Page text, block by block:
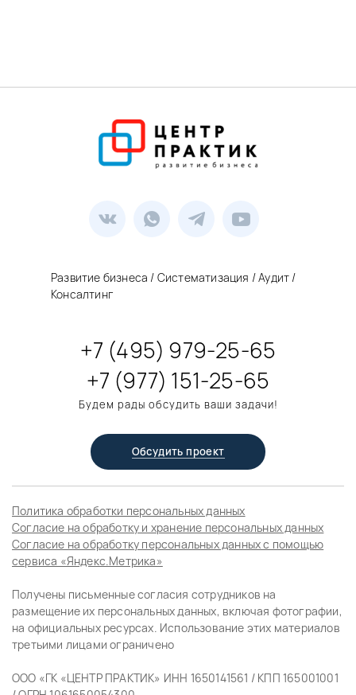
Развитие бизнеса / Систематизация / Аудит /
Консалтинг
+7 (495) 979-25-65
+7 (977) 151-25-65
Будем рады обсудить ваши задачи!
Обсудить проект
Политика обработки персональных данных
Согласие на обработку и хранение персональных данных
Согласие на обработку персональных данных с помощью
сервиса «Яндекс.Метрика»
Получены письменные согласия сотрудников на
размещение их персональных данных, включая фотографии,
на официальных ресурсах. Использование этих материалов
третьими лицами ограничено
ООО «ГК «ЦЕНТР ПРАКТИК» ИНН 1650141561 / КПП 165001001